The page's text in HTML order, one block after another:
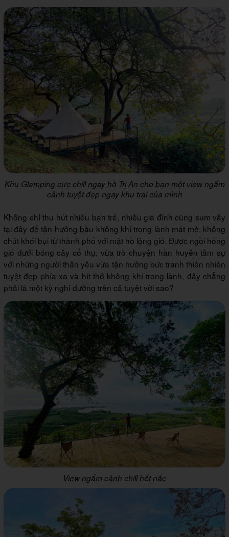
Khu Glamping cực chill ngay hồ Trị An cho bạn một view ngắm
cảnh tuyệt đẹp ngay khu trại của mình
Không chỉ thu hút nhiều bạn trẻ, nhiều gia đình cũng sum vầy
tại đây để tận hưởng bầu không khí trong lành mát mẻ, không
chút khói bụi từ thành phố với mặt hồ lộng gió. Được ngồi hóng
gió dưới bóng cây cổ thụ, vừa trò chuyện hàn huyên tâm sự
với những người thân yêu vừa tận hưởng bức tranh thiên nhiên
tuyệt đẹp phía xa và hít thở không khí trong lành, đây chẳng
phải là một kỳ nghỉ dưỡng trên cả tuyệt vời sao?
View ngắm cảnh chill hết nấc